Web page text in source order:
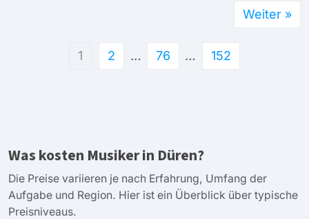
1 2 … 76 … 152
Weiter »
Was kosten Musiker in Düren?
Die Preise variieren je nach Erfahrung, Umfang der
Aufgabe und Region. Hier ist ein Überblick über typische
Preisniveaus.